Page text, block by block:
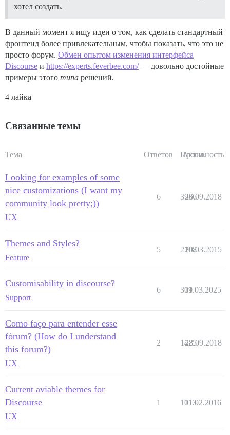
хотел создать.
В данный момент я ищу идеи о том, как сделать стандартный
фронтенд более привлекательным, чтобы показать, что это не
просто форум. Обмен опытом изменения интерфейса
Discourse и https://experts.feverbee.com/— довольно достойные
примеры этого типа решений.
4 лайка
Связанные темы
Тема Ответов Просм.
Активность
Looking for examples of some
nice customizations (I want my
community look pretty;))
UX
6 3986
26.09.2018
Themes and Styles?
Feature
5 2108
20.03.2015
Customisability in discourse?
Support
6 309
11.03.2025
Como faço para entender esse
fórum? (How do I understand
this forum?)
UX
2 1425
28.09.2018
Current aviable themes for
Discourse
UX
1 1013
11.02.2016